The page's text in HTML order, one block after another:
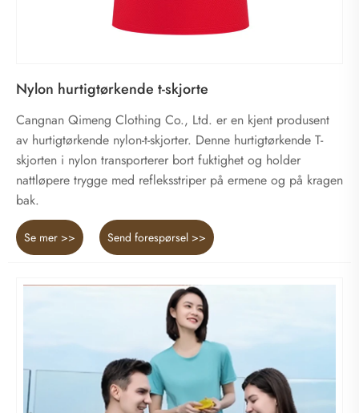
Nylon hurtigtørkende t-skjorte
Cangnan Qimeng Clothing Co., Ltd. er en kjent produsent
av hurtigtørkende nylon-t-skjorter. Denne hurtigtørkende T-
skjorten i nylon transporterer bort fuktighet og holder
nattløpere trygge med refleksstriper på ermene og på kragen
bak.
Se mer >> Send forespørsel >>